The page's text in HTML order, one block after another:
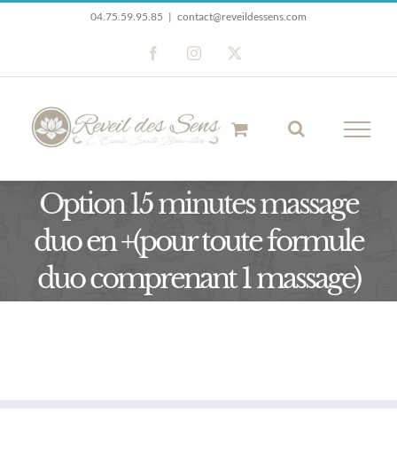
04.75.59.95.85 | contact@reveildessens.com
FacebookInstagram
Option 15 minutes massage
duo en +(pour toute formule
duo comprenant 1 massage)